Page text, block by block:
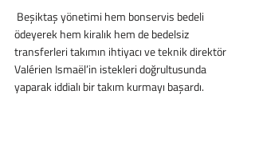
ödeyerek hem kiralık hem de bedelsiz
transferleri takımın ihtiyacı ve teknik direktör
Valérien Ismaël’in istekleri doğrultusunda
yaparak iddialı bir takım kurmayı başardı.